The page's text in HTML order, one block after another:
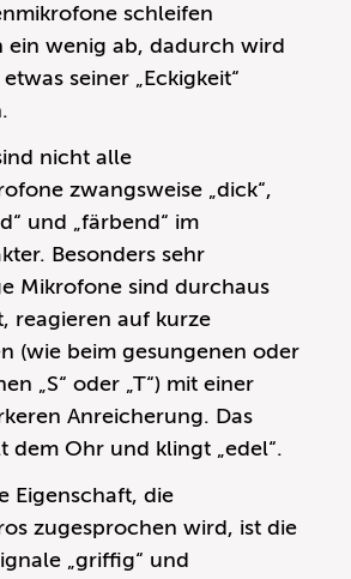
schleifen
ein wenig ab, dadurch wird
seiner „Eckigkeit“
nicht alle
zwangsweise „dick“,
und „färbend“ im
Besonders sehr
Mikrofone sind durchaus
reagieren auf kurze
(wie beim gesungenen oder
„S“ oder „T“) mit einer
Anreicherung. Das
dem Ohr und klingt „edel“.
Eigenschaft, die
zugesprochen wird, ist die
„griffig“ und